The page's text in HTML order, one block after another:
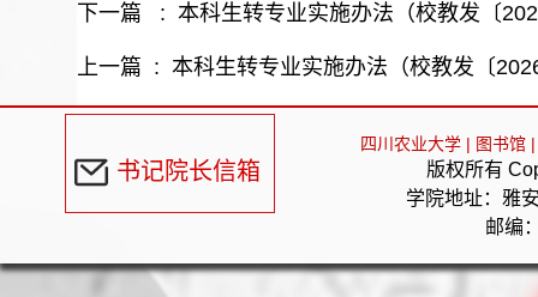
下一篇 : 本科生转专业实施办法（校教发〔
上一篇 : 本科生转专业实施办法（校教发〔
书记院长信箱
四川农业大学 | 图书馆 |
版权所有
学院地址：雅
邮编